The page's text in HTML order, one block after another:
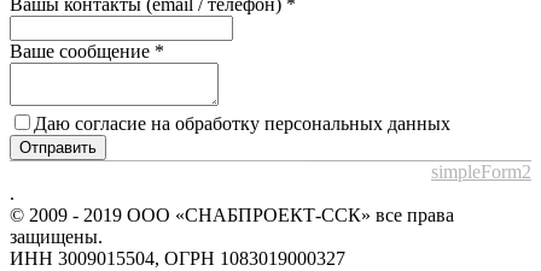
Вашы контакты (email / телефон) *
Ваше сообщение *
Даю согласие на обработку персональных данных
Отправить
simpleForm2
.
© 2009 - 2019 ООО «СНАБПРОЕКТ-ССК» все права
защищены.
ИНН 3009015504, ОГРН 1083019000327